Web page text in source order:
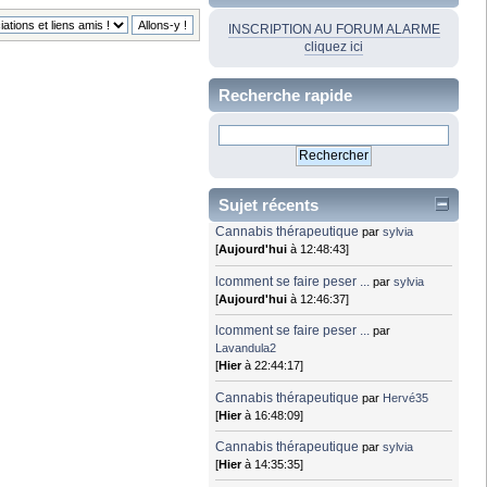
INSCRIPTION AU FORUM ALARME
cliquez ici
Recherche rapide
Sujet récents
Cannabis thérapeutique parsylvia
[Aujourd'hui à 12:48:43]
lcomment se faire peser ... parsylvia
[Aujourd'hui à 12:46:37]
lcomment se faire peser ... par
Lavandula2
[Hierà 22:44:17]
Cannabis thérapeutique par Hervé35
[Hierà 16:48:09]
Cannabis thérapeutique parsylvia
[Hierà 14:35:35]